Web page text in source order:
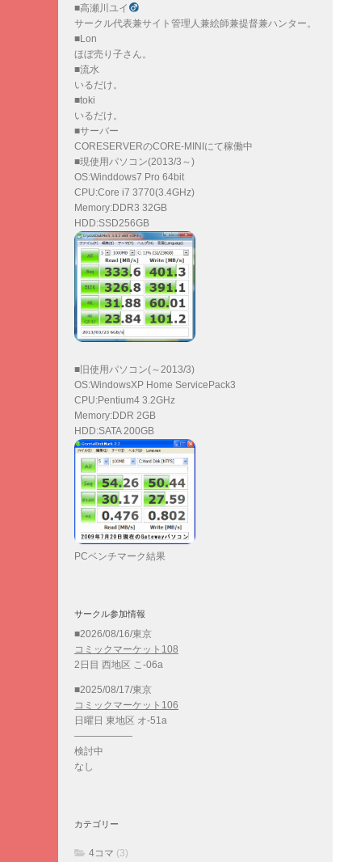
■高瀬川ユイ
サークル代表兼サイト管理人兼絵師兼提督兼ハンター。
■Lon
ほぼ売り子さん。
■流水
いるだけ。
■toki
いるだけ。
■サーバー
CORESERVERのCORE-MINIにて稼働中
■現使用パソコン(2013/3～)
OS:Winddows7 Pro 64bit
CPU:Core i7 3770(3.4GHz)
Memory:DDR3 32GB
HDD:SSD256GB
■旧使用パソコン(～2013/3)
OS:WindowsXP Home ServicePack3
CPU:Pentium4 3.2GHz
Memory:DDR 2GB
HDD:SATA 200GB
PCベンチマーク結果
サークル参加情報
■2026/08/16/東京
コミックマーケット108
2日目 西地区 こ-06a
■2025/08/17/東京
コミックマーケット106
日曜日 東地区 オ-51a
——————
検討中
なし
カテゴリー
4コマ (3)